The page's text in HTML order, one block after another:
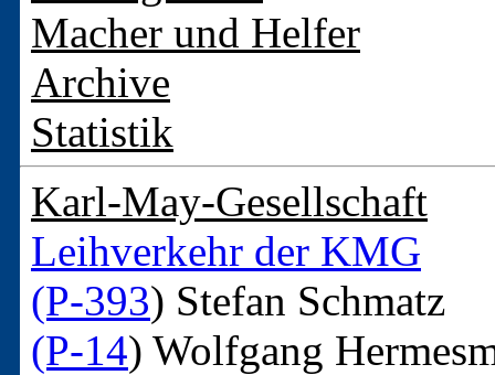
Macher und Helfer
Archive
Statistik
Karl-May-Gesellschaft
Leihverkehr der KMG
(P-393) Stefan Schmatz
(P-14) Wolfgang